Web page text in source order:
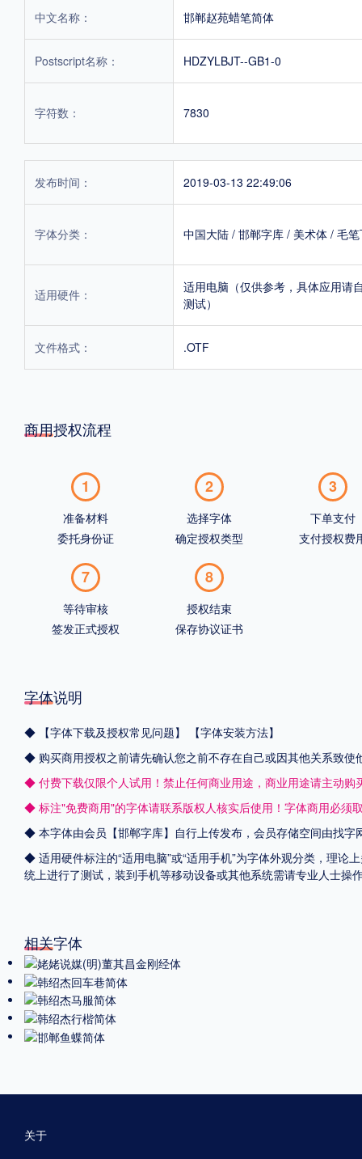
中文名称： 邯郸赵苑蜡笔简体
Postscript名称： HDZYLBJT--GB1-0
字符数： 7830
发布时间： 2019-03-13 22:49:06
字体分类： 中国大陆 / 邯郸字库 / 美术体 / 毛
适用硬件：
适用电脑（仅供参考，具体应用请
测试）
文件格式： .OTF
商用授权流程
1
准备材料
委托身份证
2
选择字体
确定授权类型
3
下单支付
支付授权费
7
等待审核
签发正式授权
8
授权结束
保存协议证书
字体说明
◆ 【字体下载及授权常见问题】
【字体安装方法】
◆ 购买商用授权之前请先确认您之前不存在自己或因其他关系致使
◆ 付费下载仅限个人试用！禁止任何商业用途，商业用途请主动购
◆ 标注"免费商用"的字体请联系版权人核实后使用！字体商用必须
◆ 本字体由会员【邯郸字库】自行上传发布，会员存储空间由找
◆ 适用硬件标注的“适用电脑”或“适用手机”为字体外观分类，理论
统上进行了测试，装到手机等移动设备或其他系统需请专业人士
相关字体
关于